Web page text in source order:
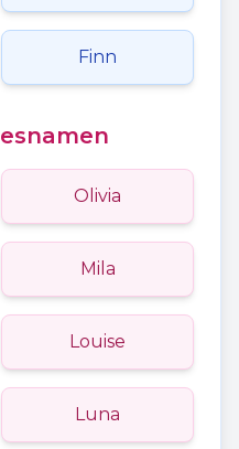
Finn
Olivia
Mila
Louise
Luna